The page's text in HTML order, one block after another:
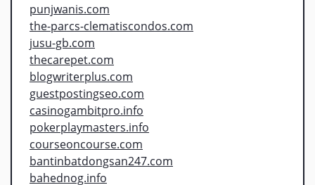
punjwanis.com
the-parcs-clematiscondos.com
jusu-gb.com
thecarepet.com
blogwriterplus.com
guestpostingseo.com
casinogambitpro.info
pokerplaymasters.info
courseoncourse.com
bantinbatdongsan247.com
bahednog.info